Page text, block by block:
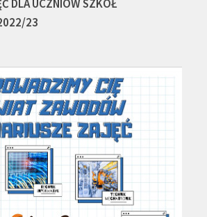
DLA UCZNIÓW SZKÓŁ
23